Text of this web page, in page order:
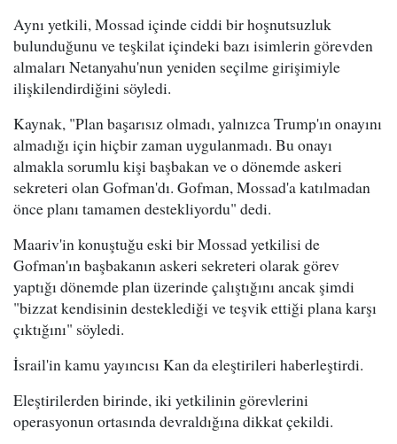
Aynı yetkili, Mossad içinde ciddi bir hoşnutsuzluk
bulunduğunu ve teşkilat içindeki bazı isimlerin görevden
almaları Netanyahu'nun yeniden seçilme girişimiyle
ilişkilendirdiğini söyledi.
Kaynak, "Plan başarısız olmadı, yalnızca Trump'ın onayını
almadığı için hiçbir zaman uygulanmadı. Bu onayı
almakla sorumlu kişi başbakan ve o dönemde askeri
sekreteri olan Gofman'dı. Gofman, Mossad'a katılmadan
önce planı tamamen destekliyordu" dedi.
Maariv'in konuştuğu eski bir Mossad yetkilisi de
Gofman'ın başbakanın askeri sekreteri olarak görev
yaptığı dönemde plan üzerinde çalıştığını ancak şimdi
"bizzat kendisinin desteklediği ve teşvik ettiği plana karşı
çıktığını" söyledi.
İsrail'in kamu yayıncısı Kan da eleştirileri haberleştirdi.
Eleştirilerden birinde, iki yetkilinin görevlerini
operasyonun ortasında devraldığına dikkat çekildi.